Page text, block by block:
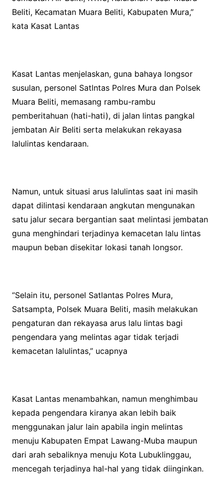
Beliti, Kecamatan Muara Beliti, Kabupaten Mura,”
kata Kasat Lantas
Kasat Lantas menjelaskan, guna bahaya longsor
susulan, personel Satlntas Polres Mura dan Polsek
Muara Beliti, memasang rambu-rambu
pemberitahuan (hati-hati), di jalan lintas pangkal
jembatan Air Beliti serta melakukan rekayasa
lalulintas kendaraan.
Namun, untuk situasi arus lalulintas saat ini masih
dapat dilintasi kendaraan angkutan mengunakan
satu jalur secara bergantian saat melintasi jembatan
guna menghindari terjadinya kemacetan lalu lintas
maupun beban disekitar lokasi tanah longsor.
“Selain itu, personel Satlantas Polres Mura,
Satsampta, Polsek Muara Beliti, masih melakukan
pengaturan dan rekayasa arus lalu lintas bagi
pengendara yang melintas agar tidak terjadi
kemacetan lalulintas,” ucapnya
Kasat Lantas menambahkan, namun menghimbau
kepada pengendara kiranya akan lebih baik
menggunakan jalur lain apabila ingin melintas
menuju Kabupaten Empat Lawang-Muba maupun
dari arah sebaliknya menuju Kota Lubuklinggau,
mencegah terjadinya hal-hal yang tidak diinginkan.